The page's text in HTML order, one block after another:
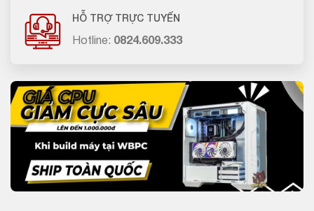
HỖ TRỢ TRỰC TUYẾN
Hotline: 0824.609.333